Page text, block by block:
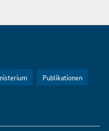
Publikationen